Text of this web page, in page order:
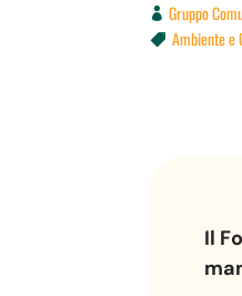
Gruppo
 Ambiente e
Il